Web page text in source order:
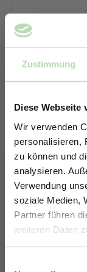
Zustimmung
Diese Webseite
Wir verwenden
personalisieren,
zu können und
analysieren.
Verwendung
soziale Medien,
Partner führen
weiteren Daten
haben oder die